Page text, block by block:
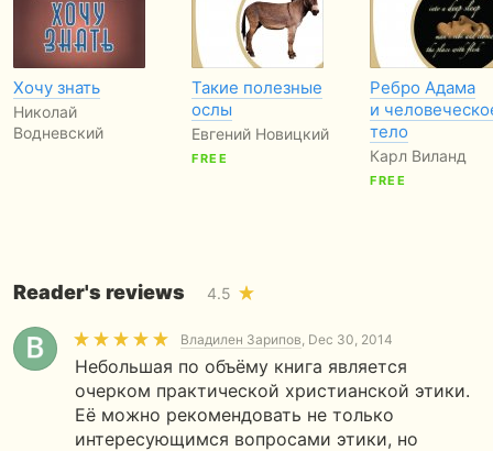
Хочу знать
Николай
Водневский
Такие полезные
ослы
Евгений Новицкий
FREE
Ребро Адама
и
тело
Карл Виланд
FREE
Reader's reviews 4.5
Владилен Зарипов, Dec 30, 2014
Небольшая по объёму книга является
очерком практической христианской этики.
Её можно рекомендовать не только
интересующимся вопросами этики, но